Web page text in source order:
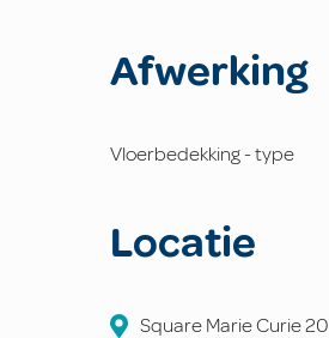
Afwerking
Vloerbedekking - type
Locatie
Square Marie Curie20